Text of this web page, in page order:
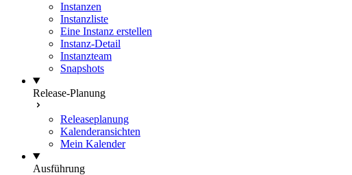
Instanzen
Instanzliste
Eine Instanz erstellen
Instanz-Detail
Instanzteam
Snapshots
Release-Planung
Releaseplanung
Kalenderansichten
Mein Kalender
Ausführung